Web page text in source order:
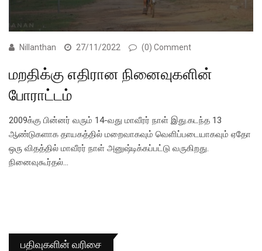
Nillanthan 27/11/2022 (0) Comment
மறதிக்கு எதிரான நினைவுகளின்
போராட்டம்
2009க்கு பின்னர் வரும் 14-வது மாவீரர் நாள் இது.கடந்த 13
ஆண்டுகளாக தாயகத்தில் மறைவாகவும் வெளிப்படையாகவும் ஏதோ
ஒரு விதத்தில் மாவீரர் நாள் அனுஷ்டிக்கப்பட்டு வருகிறது.
நினைவுகூர்தல்…
பதிவுகளின் வரிசை